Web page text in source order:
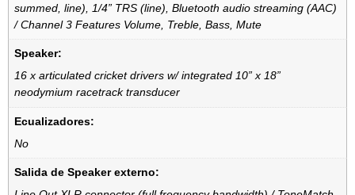
summed, line), 1/4” TRS (line), Bluetooth audio streaming (AAC)
/ Channel 3 Features Volume, Treble, Bass, Mute
Speaker:
16 x articulated cricket drivers w/ integrated 10” x 18”
neodymium racetrack transducer
Ecualizadores:
No
Salida de Speaker externo: